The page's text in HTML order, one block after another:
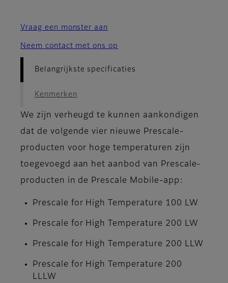
Vraag een monster aan
Neem contact met ons op
Belangrijkste specificaties
Kenmerken
We zijn verheugd te kunnen aankondigen
dat de volgende vier nieuwe Prescale-
producten voor hoge temperaturen zijn
toegevoegd aan het aanbod van Prescale-
producten in de Prescale Mobile-app:
Prescale for High Temperature 100 LW
Prescale for High Temperature 200 LW
Prescale for High Temperature 200 LLW
Prescale for High Temperature 200
LLLW